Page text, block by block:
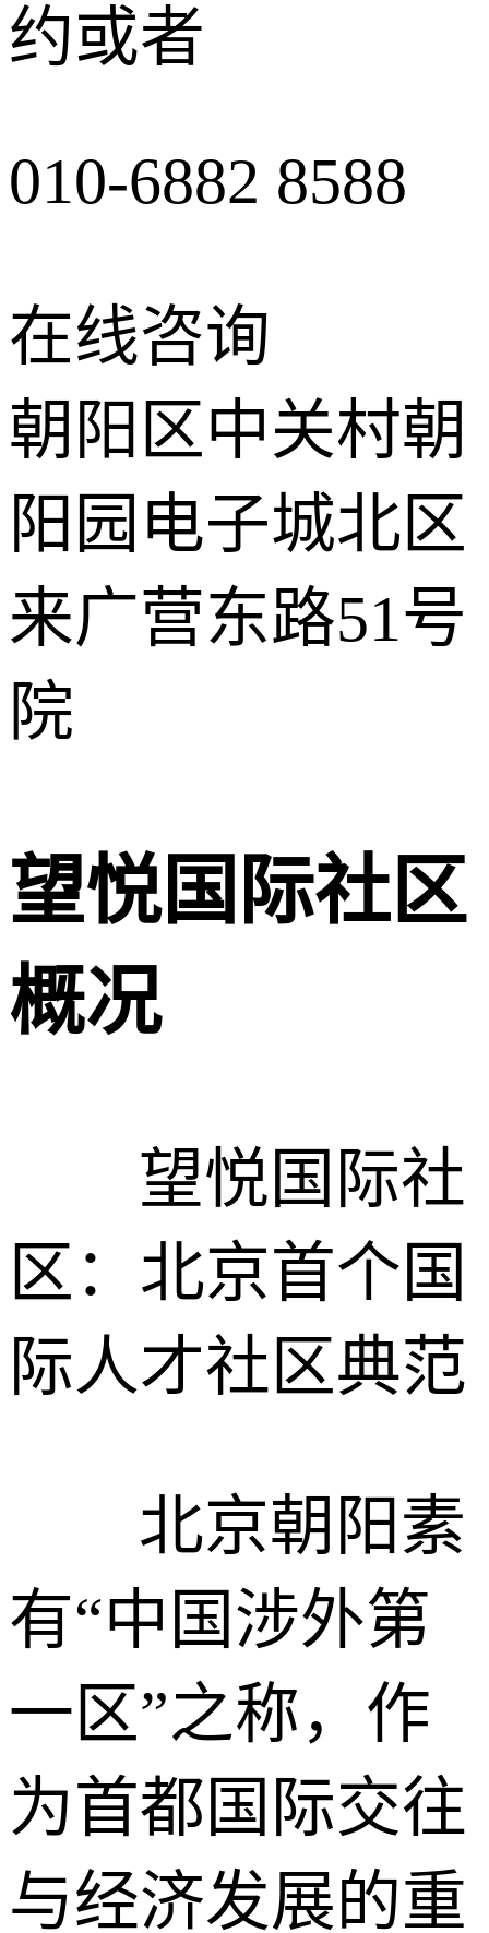
约或者
010-6882 8588
在线咨询
朝阳区中关村朝
阳园电子城北区
来广营东路51号
院
望悦国际社区
概况
望悦国际社
区：北京首个国
际人才社区典范
北京朝阳素
有“中国涉外第
一区”之称，作
为首都国际交往
与经济发展的重